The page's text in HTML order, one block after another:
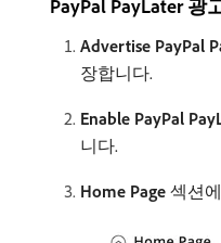
PayPal PayLater 광
Advertise PayPal
장합니다.
Enable PayPal
니다.
Home Page 섹션